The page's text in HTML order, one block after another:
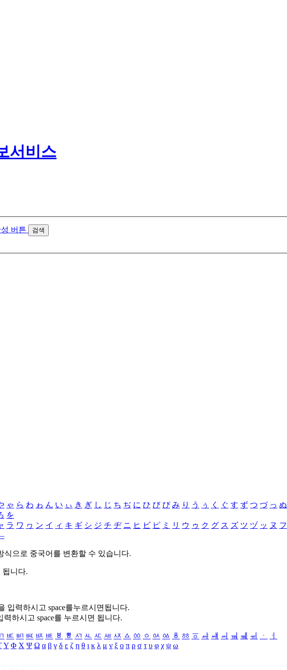
검색
ゃ ら わ ゎ ん い ぃ き ぎ し じ ち ぢ に ひ び ぴ み り う ぅ く ぐ す ず つ づ っ ぬ
を
ラ ワ ヮ ン イ ィ キ ギ シ ジ チ ヂ ニ ヒ ビ ピ ミ リ ウ ゥ ク グ ス ズ ツ ヅ ッ ヌ フ
식으로 중국어를 변환할 수 있습니다.
됩니다.
입력하시고 space를누르시면됩니다.
력하시고 space를 누르시면 됩니다.
ㅳ ㅴ ㅵ ㅶ ㅷ ㅸ ㅹ ㅺ ㅻ ㅼ ㅽ ㅾ ㅿ ㆀ ㆁ ㆂ ㆃ ㆄ ㆅ ㆆ ㆇ ㆈ ㆉ ㆊ ㆋ ㆌ ㆍ
ㆎ
Υ Φ Χ Ψ Ω α β γ δ ε ζ η θ ι κ λ μ ν ξ ο π ρ σ τ υ φ χ ψ ω